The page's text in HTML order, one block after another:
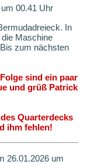
00.41 Uhr
In
Maschine
zum nächsten
sind ein paar
und grüß Patrick
Quarterdecks
ihm fehlen!
26.01.2026 um